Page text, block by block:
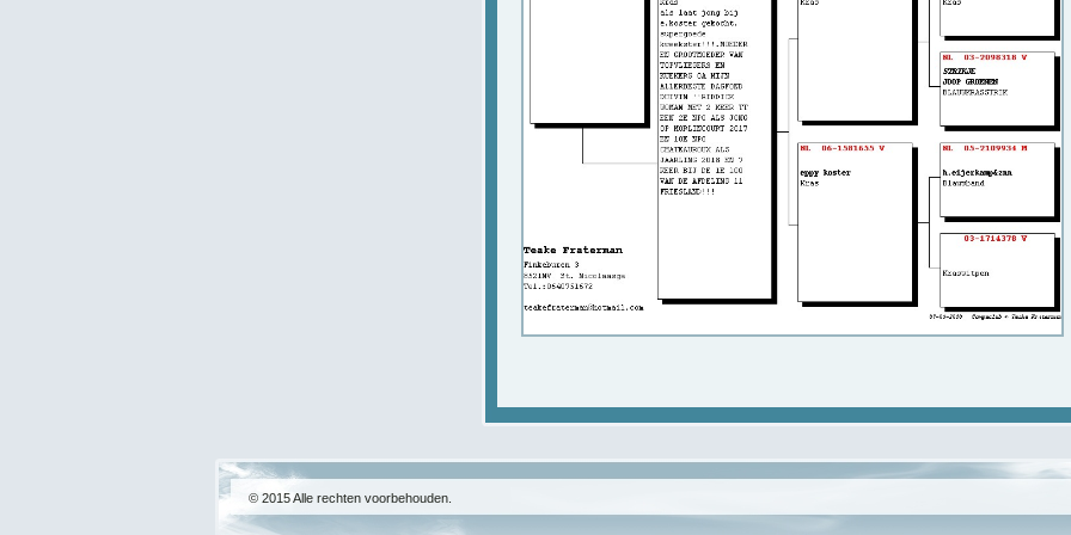
© 2015 Alle rechten voorbehouden.